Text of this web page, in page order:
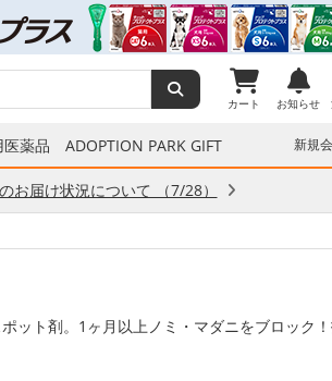
カート お知らせ
薬品 ADOPTION PARK GIFT 新規
お届け状況について （7/28）
ット剤。1ヶ月以上ノミ・マダニをブロック